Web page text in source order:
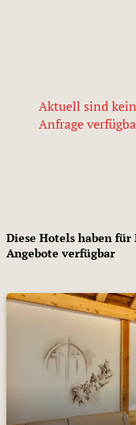
Aktuell sind
Anfrage
Diese Hotels haben
Angebote verfügbar